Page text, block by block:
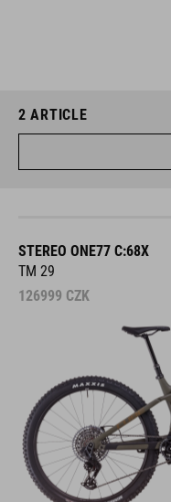
2 ARTICLE
STEREO ONE77 C:68X
TM 29
126999 CZK